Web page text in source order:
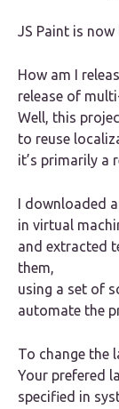
JS Paint is
How am I
release of
Well, this
to reuse
it’s primarily a
I downloaded
in virtual
and extracted
them,
using a set of
automate the
To change the
Your prefered
specified in